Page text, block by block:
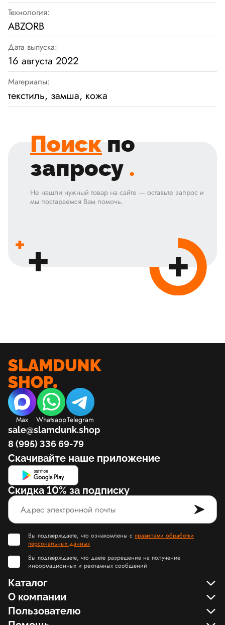
Технология:
ABZORB
Дата выпуска:
16 августа 2022
Материалы:
текстиль, замша, кожа
Поиск по
запросу .
Не нашли нужный товар на сайте — оставьте запрос и
мы постараемся Вам помочь.
Max WhatsappTelegram
sale@slamdunk.shop
8 (995) 336 69-79
Скачивайте наше приложение
Скидка 10% за подписку
Вы подтверждаете, что ознакомлены с правилами обработки
персональных данных
Вы подтверждаете, что даете разрешение на получение
информационных и рекламных сообщений
Каталог
О компании
Пользователю